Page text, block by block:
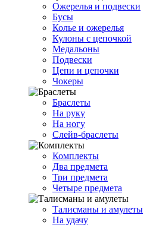
Ожерелья и подвески
Бусы
Колье и ожерелья
Кулоны с цепочкой
Медальоны
Подвески
Цепи и цепочки
Чокеры
Браслеты
На руку
На ногу
Слейв-браслеты
Комплекты
Два предмета
Три предмета
Четыре предмета
Талисманы и амулеты
На удачу